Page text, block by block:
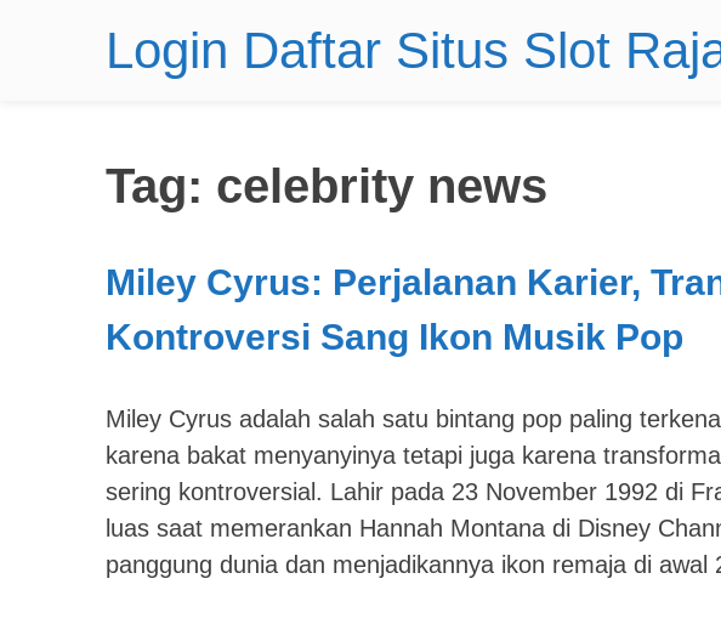
Login Daftar Situs Slot
Tag: celebrity news
Miley Cyrus: Perjalanan Karier,
Kontroversi Sang Ikon Musik Pop
Miley Cyrus adalah salah satu bintang pop paling
karena bakat menyanyinya tetapi juga karena
sering kontroversial. Lahir pada 23 November 1992 di
luas saat memerankan Hannah Montana di Disney
panggung dunia dan menjadikannya ikon remaja di awal